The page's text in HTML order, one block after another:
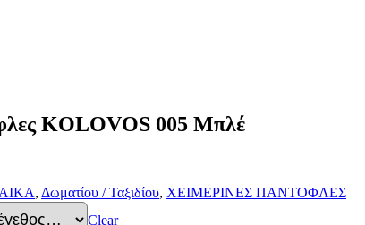
KOLOVOS 005 Μπλέ
, Δωματίου / Ταξιδίου, ΧΕΙΜΕΡΙΝΕΣ ΠΑΝΤΟΦΛΕΣ
Clear